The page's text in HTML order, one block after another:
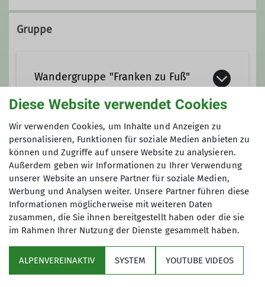
0911/60 039 08
Gruppe
Wandergruppe "Franken zu Fuß"
Wir sindeine Wandergruppe unter
dem Dach des Deutschen
Alpenvereins – Sektion Fürth.
Der Name unserer Gruppe
„Franken zu
Fuß“ ist Programm:Wir sind
überwiegend Franken und wir
wandern in Franken.Wir
durchwandern hierbei sowohl die
Haßberge, den Steigerwald, die Höhen
um den Main, den Rangau, die
Fränkische Schweiz … um nur einige
Anmeldung
Ludwig Feifel
0173/ 302 05 87
Sektion
Diese Website verwendet Cookies
Wir verwenden Cookies, um Inhalte und Anzeigen zu
personalisieren, Funktionen für soziale Medien anbieten zu
können und Zugriffe auf unsere Website zu analysieren.
Außerdem geben wir Informationen zu Ihrer Verwendung
unserer Website an unsere Partner für soziale Medien,
Werbung und Analysen weiter. Unsere Partner führen diese
Informationen möglicherweise mit weiteren Daten
zusammen, die Sie ihnen bereitgestellt haben oder die sie
im Rahmen Ihrer Nutzung der Dienste gesammelt haben.
ALPENVEREINAKTIV SYSTEM YOUTUBE VIDEOS